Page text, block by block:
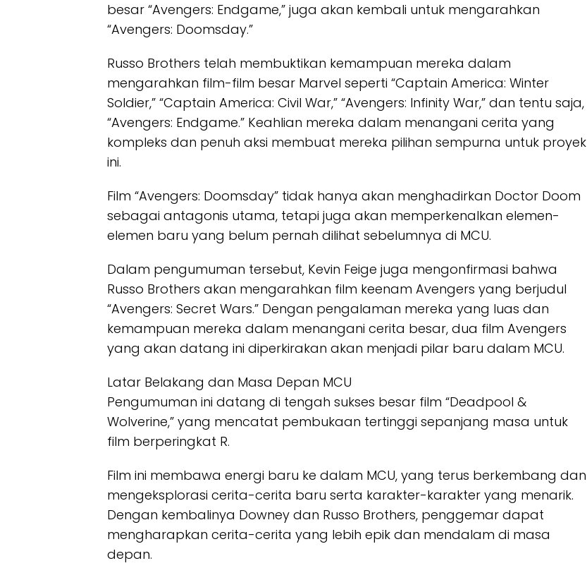
besar “Avengers: Endgame,” juga akan kembali untuk mengarahkan
“Avengers: Doomsday.”
Russo Brothers telah membuktikan kemampuan mereka dalam
mengarahkan film-film besar Marvel seperti “Captain America: Winter
Soldier,” “Captain America: Civil War,” “Avengers: Infinity War,” dan tentu saja,
“Avengers: Endgame.” Keahlian mereka dalam menangani cerita yang
kompleks dan penuh aksi membuat mereka pilihan sempurna untuk proyek
ini.
Film “Avengers: Doomsday” tidak hanya akan menghadirkan Doctor Doom
sebagai antagonis utama, tetapi juga akan memperkenalkan elemen-
elemen baru yang belum pernah dilihat sebelumnya di MCU.
Dalam pengumuman tersebut, Kevin Feige juga mengonfirmasi bahwa
Russo Brothers akan mengarahkan film keenam Avengers yang berjudul
“Avengers: Secret Wars.” Dengan pengalaman mereka yang luas dan
kemampuan mereka dalam menangani cerita besar, dua film Avengers
yang akan datang ini diperkirakan akan menjadi pilar baru dalam MCU.
Latar Belakang dan Masa Depan MCU
Pengumuman ini datang di tengah sukses besar film “Deadpool &
Wolverine,” yang mencatat pembukaan tertinggi sepanjang masa untuk
film berperingkat R.
Film ini membawa energi baru ke dalam MCU, yang terus berkembang dan
mengeksplorasi cerita-cerita baru serta karakter-karakter yang menarik.
Dengan kembalinya Downey dan Russo Brothers, penggemar dapat
mengharapkan cerita-cerita yang lebih epik dan mendalam di masa
depan.